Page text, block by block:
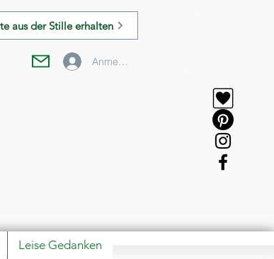
aus der Stille erhalten
Anmelden
Leise Gedanken